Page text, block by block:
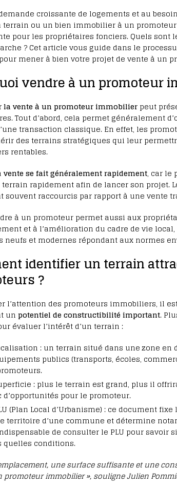
croissante de logements et au
terrain ou un bien immobilier à un
pour les propriétaires fonciers. Quels sont
? Cet article vous guide dans le
mener à bien votre projet de vente à un
vendre à un promoteur
la vente à un promoteur immobilierpeut
Tout d’abord, cela permet généralement
transaction classique. En effet, les
des terrains stratégiques qui leur
rentables.
vente se fait généralement rapidement, car le
terrain rapidement afin de lancer son projet.
souvent raccourcis par rapport à une vente
à un promoteur permet aussi aux
et à l’amélioration du cadre de vie
neufs et modernes répondant aux normes
identifier un terrain
?
l’attention des promoteurs immobiliers, il
unpotentiel de constructibilité important.
évaluer l’intérêt d’un terrain :
: un terrain situé dans une zone
publics (transports, écoles,
: plus le terrain est grand, plus il
d’opportunités pour le promoteur.
(Plan Local d’Urbanisme) : ce document
territoire d’une commune et détermine
de consulter le PLU pour savoir
quelles conditions.
une surface suffisante et une
promoteur immobilier », souligne Julien